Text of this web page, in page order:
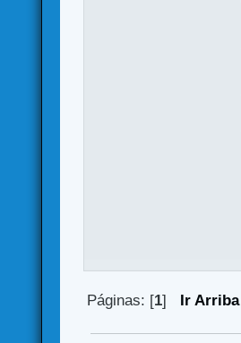
Páginas: [1] Ir Arriba